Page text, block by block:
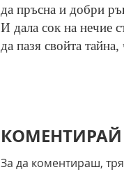
да пръсна и добри
И дала сок на нечие
да пазя свойта
КОМЕНТИРАЙ
За да коментираш,